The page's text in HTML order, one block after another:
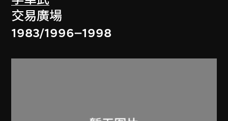
交易廣場
1983/1996–1998